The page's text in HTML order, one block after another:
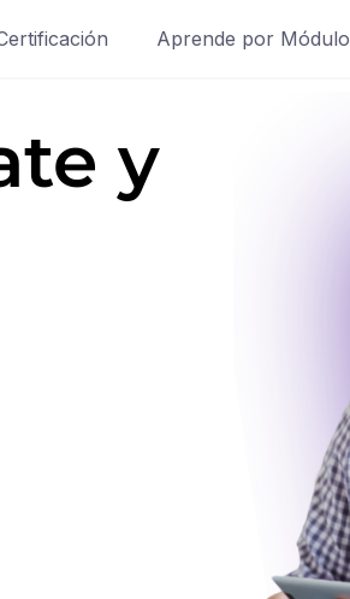
Aprende por Módulo
y